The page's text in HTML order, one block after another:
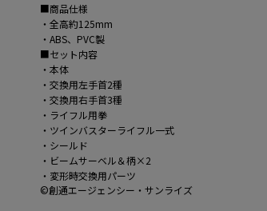
■商品仕様
・全高約125mm
・ABS、PVC製
■セット内容
・本体
・交換用左手首2種
・交換用右手首3種
・ライフル用拳
・ツインバスターライフル一式
・シールド
・ビームサーベル＆柄×2
・変形時交換用パーツ
©創通エージェンシー・サンライズ